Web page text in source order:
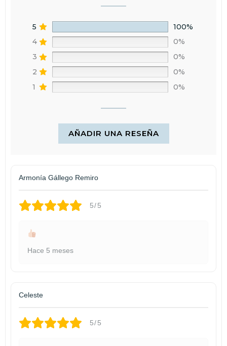
5
100%
4
0%
3
0%
2
0%
1
0%
AÑADIR UNA RESEÑA
Armonía Gállego Remiro
5/5
Hace 5 meses
Celeste
5/5